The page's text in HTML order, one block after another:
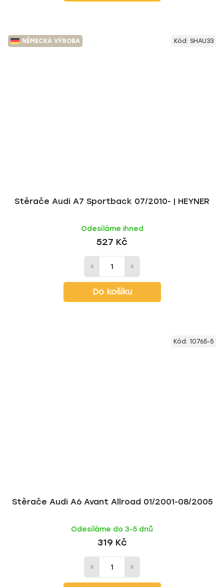
NĚMECKÁ VÝROBA
Stěrače Audi A7 Sportback 07/2010- | HEYNER
Odesíláme ihned
527 Kč
Do košíku
Kód: SHAU33
Stěrače Audi A6 Avant Allroad 01/2001-08/2005
Odesíláme do 3-5 dnů
319 Kč
Kód: 10765-5